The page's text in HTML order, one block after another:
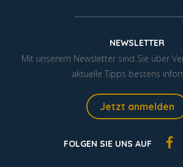
NEWSLETTER
Mit unserem Newsletter sind Sie über
aktuelle Tipps bestens
Jetzt anmelden
FOLGEN SIE UNS AUF